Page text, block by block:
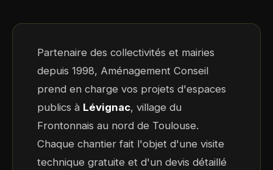
Partenaire des collectivités et mairies
depuis 1998, Aménagement Conseil
prend en charge vos projets d'espaces
publics à Lévignac, village du
Frontonnais au nord de Toulouse.
Chaque chantier fait l'objet d'une visite
technique gratuite et d'un devis détaillé